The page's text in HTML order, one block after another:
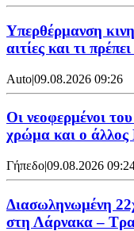
Υπερθέρμανση
αιτίες και τι
Auto|09.08.2026 09:26
Οι νεοφερμένοι
χρώμα και ο άλλος
Γήπεδο|09.08.2026
Διασωληνωμένη
στη Λάρνακα –